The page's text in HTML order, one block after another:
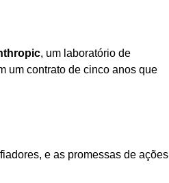
, um laboratório de
um contrato de cinco anos que
e as promessas de ações